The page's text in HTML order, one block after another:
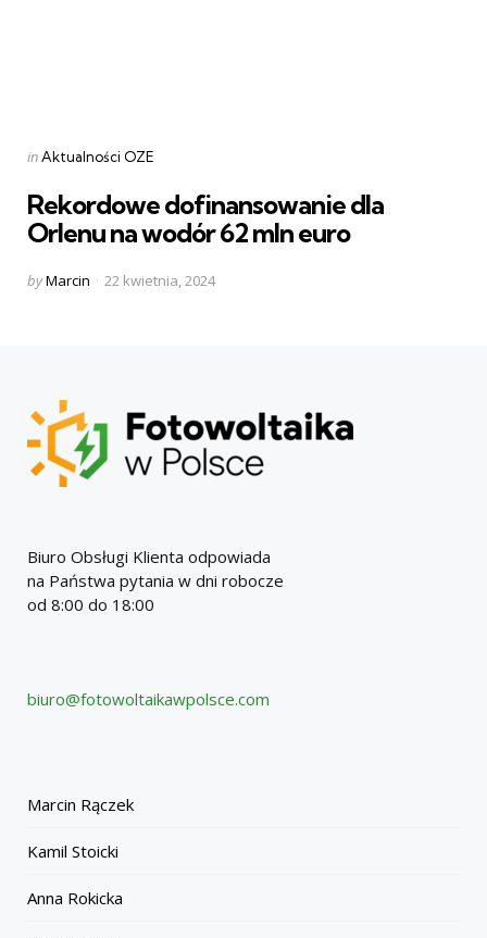
Categories
Posted
inAktualności OZE
Rekordowe dofinansowanie dla
Orlenu na wodór 62 mln euro
Posted
byMarcin 22 kwietnia, 2024
Biuro Obsługi Klienta odpowiada
na Państwa pytania w dni robocze
od 8:00 do 18:00
biuro@fotowoltaikawpolsce.com
Marcin Rączek
Kamil Stoicki
Anna Rokicka